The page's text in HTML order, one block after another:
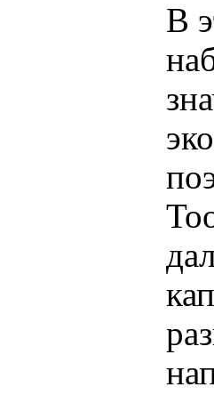
В